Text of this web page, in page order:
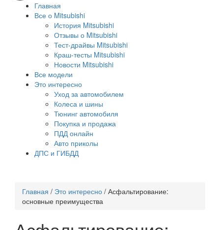
Главная
Все о Mitsubishi
История Mitsubishi
Отзывы о Mitsubishi
Тест-драйвы Mitsubishi
Краш-тесты Mitsubishi
Новости Mitsubishi
Все модели
Это интересно
Уход за автомобилем
Колеса и шины
Тюнинг автомобиля
Покупка и продажа
ПДД онлайн
Авто приколы
ДПС и ГИБДД
Главная / Это интересно / Асфальтирование:
основные преимущества